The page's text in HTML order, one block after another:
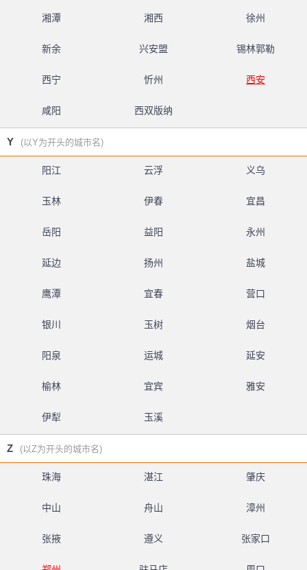
湘潭 湘西 徐州
新余 兴安盟 锡林郭勒
西宁 忻州 西安
咸阳 西双版纳
Y (以Y为开头的城市名)
阳江 云浮 义乌
玉林 伊春 宜昌
岳阳 益阳 永州
延边 扬州 盐城
鹰潭 宜春 营口
银川 玉树 烟台
阳泉 运城 延安
榆林 宜宾 雅安
伊犁 玉溪
Z (以Z为开头的城市名)
珠海 湛江 肇庆
中山 舟山 漳州
张掖 遵义 张家口